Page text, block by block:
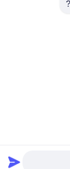
LZZW-
© 2025